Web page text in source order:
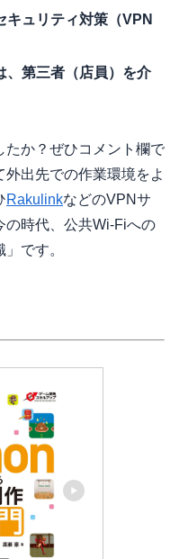
キュリティ対策（VPN
、第三者（店員）を介
たか？ぜひコメント欄で
出先での作業環境をよ
RakulinkなどのVPNサ
の時代、公共Wi-Fiへの
です。